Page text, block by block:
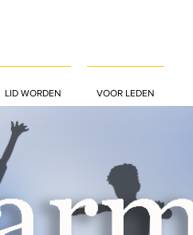
LID WORDEN VOOR LEDEN